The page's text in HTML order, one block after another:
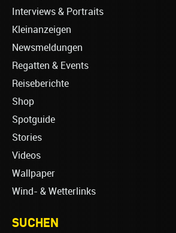
Interviews & Portraits
Kleinanzeigen
Newsmeldungen
Regatten & Events
Reiseberichte
Shop
Spotguide
Stories
Videos
Wallpaper
Wind- & Wetterlinks
SUCHEN